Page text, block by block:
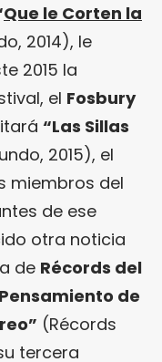
Que le Corten la
2014), le
2015 la
el Fosbury
“Las Sillas
2015), el
miembros del
de ese
otra noticia
de Récords del
Pensamiento de
” (Récords
tercera